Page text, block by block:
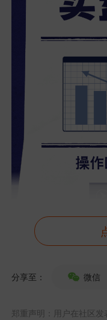
记录个人投资
在投资者角度考
分享至： 微信
郑重声明：用户在社区